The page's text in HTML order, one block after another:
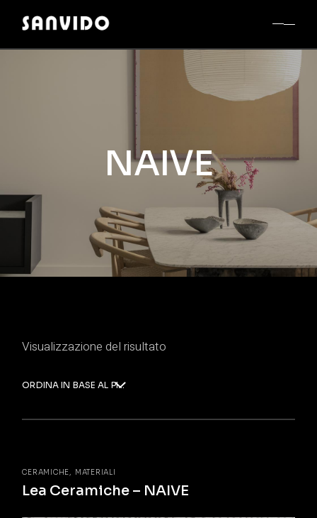
NAIVE
Visualizzazione del risultato
ORDINA IN BASE AL PIÙ RECENTE
CERAMICHE MATERIALI
Lea Ceramiche – NAIVE